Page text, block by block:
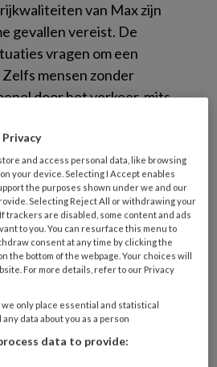
van Max zijn
gevallen vereist. De
vragen om een
mensen zonder
door het verkeer, mits
komt elke chauffeur een
wordt daar niet onveilig
als ‘goed genoeg’. Dit
doorgedrongen tot de
De eisen waaraan
moet voldoen, worden
na certificaat,
Het lijkt alsof alle
and access personal data, like browsing
your device. Selecting I Accept enables
the purposes shown under we and our
Selecting Reject All or withdrawing your
trackers are disabled, some content and ads
to you. You can resurface this menu to
consent at any time by clicking the
the bottom of the webpage. Your choices will
For more details, refer to our Privacy
only place essential and statistical
data about you as a person
data to provide: